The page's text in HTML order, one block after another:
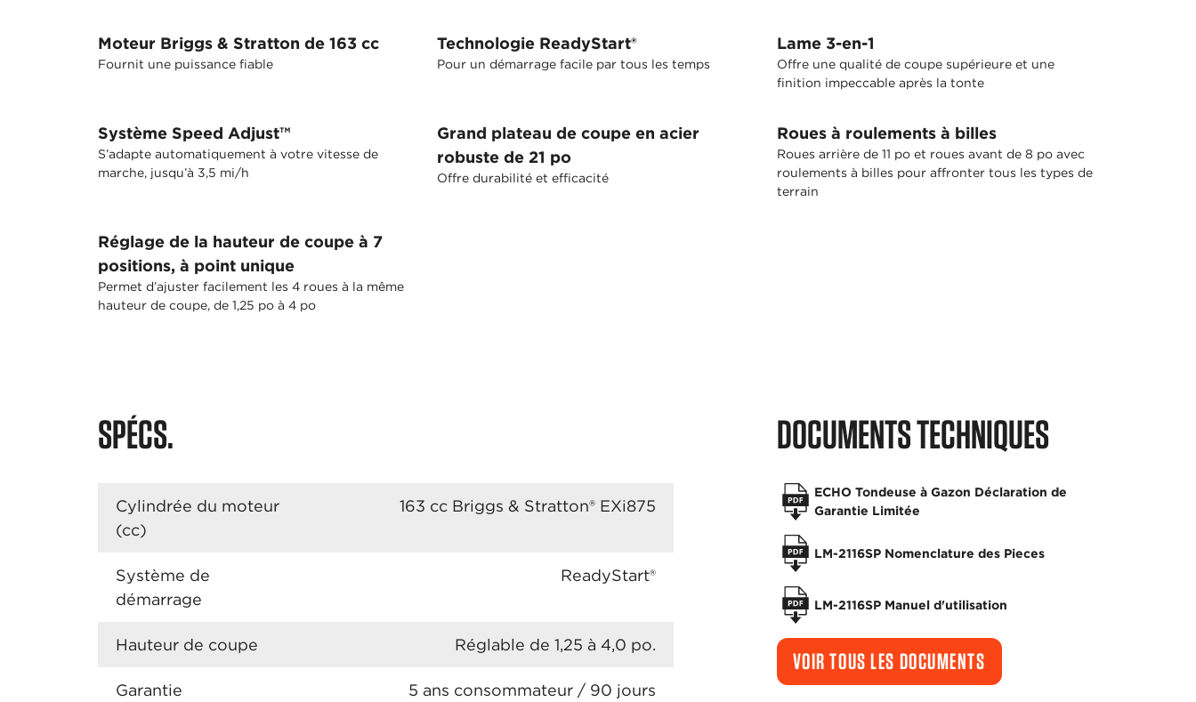
Moteur Briggs & Stratton de 163 cc
Fournit une puissance fiable
Technologie ReadyStart®
Pour un démarrage facile par tous les temps
Lame 3-en-1
Offre une qualité de coupe supérieure et une
finition impeccable après la tonte
Système Speed Adjust™
S’adapte automatiquement à votre vitesse de
marche, jusqu’à 3,5 mi/h
Grand plateau de coupe en acier
robuste de 21 po
Offre durabilité et efficacité
Roues à roulements à billes
Roues arrière de 11 po et roues avant de 8 po avec
roulements à billes pour affronter tous les types de
terrain
Réglage de la hauteur de coupe à 7
positions, à point unique
Permet d’ajuster facilement les 4 roues à la même
hauteur de coupe, de 1,25 po à 4 po
SPÉCS.
Cylindrée du moteur
(cc)
163 cc Briggs & Stratton® EXi875
Système de
démarrage
ReadyStart®
Hauteur de coupe Réglable de 1,25 à 4,0 po.
Garantie
5 ans consommateur / 90 jours
DOCUMENTS TECHNIQUES
ECHO Tondeuse à Gazon Déclaration de
Garantie Limitée
LM-2116SP Nomenclature des Pieces
LM-2116SP Manuel d'utilisation
VOIR TOUS LES DOCUMENTS